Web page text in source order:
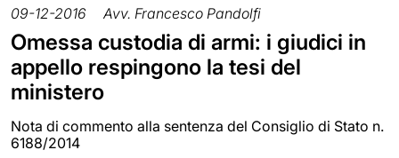
09-12-2016 Avv. Francesco Pandolfi
Omessa custodia di armi: i giudici in
appello respingono la tesi del
ministero
Nota di commento alla sentenza del Consiglio di Stato n.
6188/2014